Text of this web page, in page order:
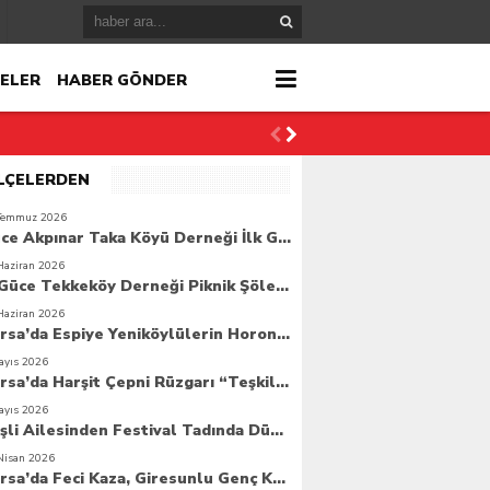
HABER GÖNDER
2026
Güce Akpınar Taka Köyü Derneği İlk Genel Kurulunu Gerçekleştirdi
2026
6. Güce Tekkeköy Derneği Piknik Şöleni Yoğun Katılımla Gerçekleşti
2026
Bursa’da Espiye Yeniköylülerin Horonla Başlayan Piknik Şöleni, Geleceğe Atılan Temellerle Taçlandı
2026
Bursa’da Harşit Çepni Rüzgarı “Teşkilat Merkezi Coşkuyla Açıldı”
2026
Beşli Ailesinden Festival Tadında Düğün Cemiyeti
2026
Bursa’da Feci Kaza, Giresunlu Genç Kaza Kurbanı Oldu